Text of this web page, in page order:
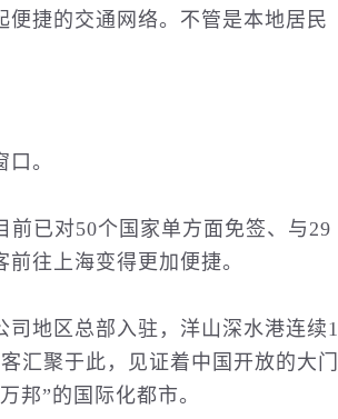
便捷的交通 网络。不管是本地居民
。
前已对50个国家单方面免签、与29
往上海变得更加便捷。
地区总部入驻，洋山深水港连续1
汇聚于此，见证着中国开放的大门
邦”的国际化都市。